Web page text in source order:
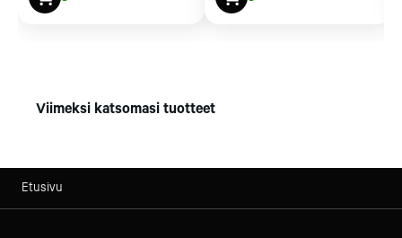
Viimeksi katsomasi tuotteet
Etusivu